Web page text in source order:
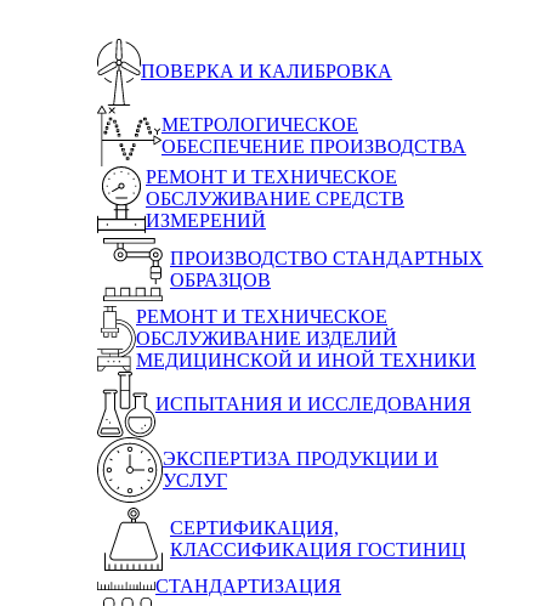
ПОВЕРКА И КАЛИБРОВКА
МЕТРОЛОГИЧЕСКОЕ
ОБЕСПЕЧЕНИЕ ПРОИЗВОДСТВА
РЕМОНТ И ТЕХНИЧЕСКОЕ
ОБСЛУЖИВАНИЕ СРЕДСТВ
ИЗМЕРЕНИЙ
ПРОИЗВОДСТВО СТАНДАРТНЫХ
ОБРАЗЦОВ
РЕМОНТ И ТЕХНИЧЕСКОЕ
ОБСЛУЖИВАНИЕ ИЗДЕЛИЙ
МЕДИЦИНСКОЙ И ИНОЙ ТЕХНИКИ
ИСПЫТАНИЯ И ИССЛЕДОВАНИЯ
ЭКСПЕРТИЗА ПРОДУКЦИИ И
УСЛУГ
СЕРТИФИКАЦИЯ,
КЛАССИФИКАЦИЯ ГОСТИНИЦ
СТАНДАРТИЗАЦИЯ